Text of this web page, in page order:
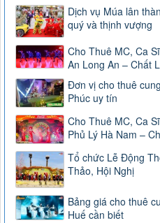
Dịch vụ Múa lân
quý và thịnh vượng
Cho Thuê MC, Ca
An Long An – Chất
Đơn vị cho thuê
Phúc uy tín
Cho Thuê MC, Ca
Phủ Lý Hà Nam –
Tổ chức Lễ Động
Thảo, Hội Nghị
Bảng giá cho thuê
Huế cần biết